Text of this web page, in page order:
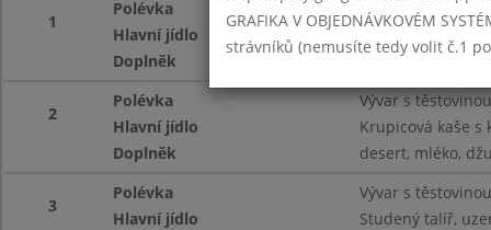
1
Polévka
Vývar s těstovinou
Hlavní jídlo
Doplněk
desert, mléko,
2
Polévka
Vývar s těstovinou
Hlavní jídlo
Krupicová kaše s
Doplněk
desert, mléko,
3
Polévka
Vývar s těstovinou
Hlavní jídlo
Studený talíř,
GRAFIKA V OBJEDNÁVKOVÉM
strávníků (nemusíte tedy volit č.1